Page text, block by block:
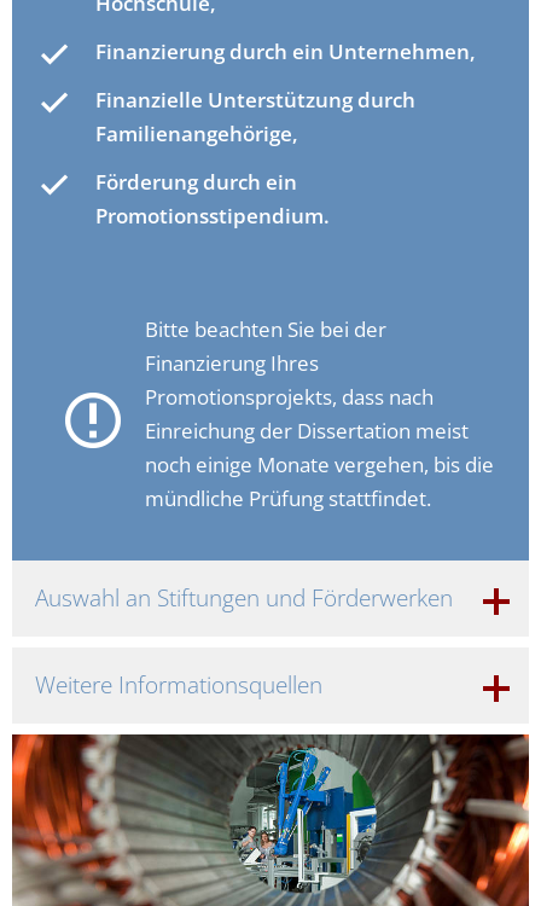
Finanzierung durch ein Unternehmen,
Finanzielle Unterstützung durch
Familienangehörige,
Förderung durch ein
Promotionsstipendium.
Bitte beachten Sie bei der
Finanzierung Ihres
Promotionsprojekts, dass nach
Einreichung der Dissertation meist
noch einige Monate vergehen, bis die
mündliche Prüfung stattfindet.
Auswahl an Stiftungen und Förderwerken
Weitere Informationsquellen